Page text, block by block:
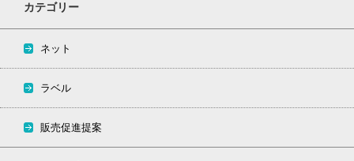
カテゴリー
ネット
ラベル
販売促進提案